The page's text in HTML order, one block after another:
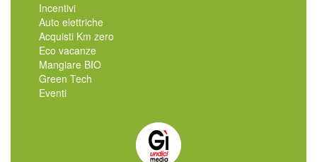
Incentivi
Auto elettriche
Acquisti Km zero
Eco vacanze
Mangiare BIO
Green Tech
Eventi